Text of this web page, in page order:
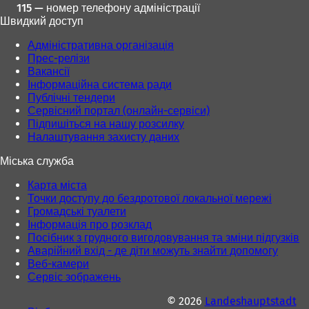
і
в
к
а
д
ц
і
)
115 — номер телефону адміністрації
Швидкий доступ
Адміністративна організація
Прес-релізи
Вакансії
Інформаційна система ради
Публічні тендери
Сервісний портал (онлайн-сервіси)
Підпишіться на нашу розсилку
Налаштування захисту даних
Міська служба
Карта міста
Точки доступу до бездротової локальної мережі
Громадські туалети
Інформація про розклад
Посібник з грудного вигодовування та зміни підгузків
Аварійний вхід - де діти можуть знайти допомогу
Веб-камери
Сервіс зображень
© 2026 Landeshauptstadt